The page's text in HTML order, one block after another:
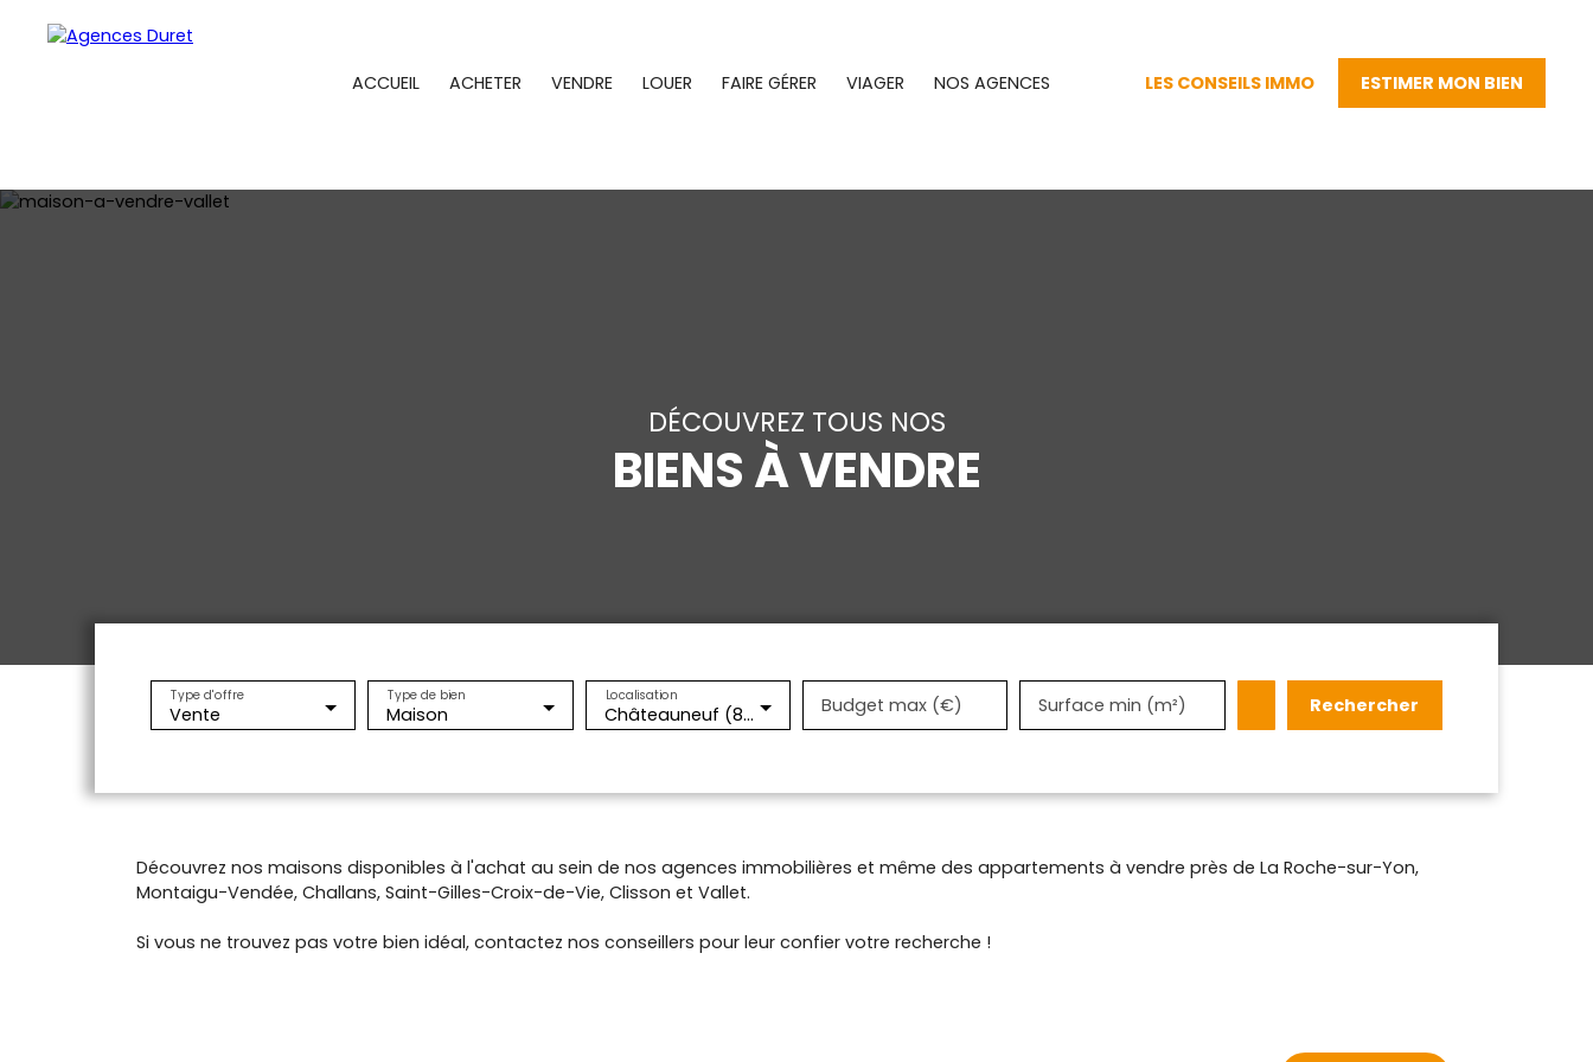
ACCUEIL ACHETER VENDRE LOUER FAIRE GÉRER VIAGER NOS AGENCES LES CONSEILS IMMO ESTIMER MON BIEN
DÉCOUVREZ TOUS NOS
BIENS À VENDRE
Vente
Type d'offre
Maison
Type de bien
Châteauneuf (85710)
Localisation Budget max (€) Surface min (m²) Rechercher
Découvrez nos maisons disponibles à l'achat au sein de nos agences immobilières et même des appartements à vendre près de La Roche-sur-Yon,
Montaigu-Vendée, Challans, Saint-Gilles-Croix-de-Vie, Clisson et Vallet.
Si vous ne trouvez pas votre bien idéal, contactez nos conseillers pour leur confier votre recherche !